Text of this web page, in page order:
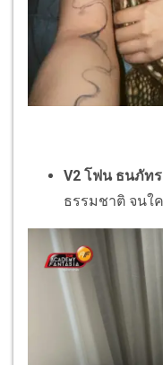
V2 โฟน ธนภัท
ธรรมชาติ จนใ